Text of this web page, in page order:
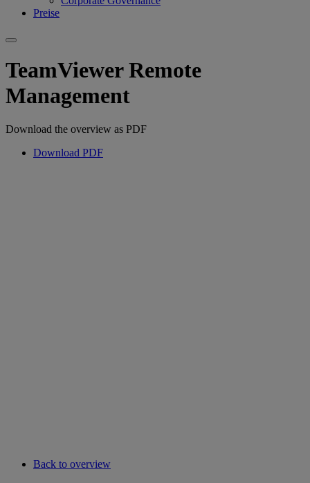
Preise
TeamViewer Remote
Management
Download the overview as PDF
Download PDF
Back to overview